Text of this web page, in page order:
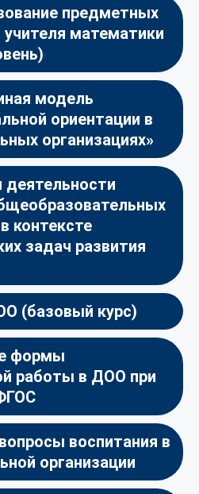
предметных
математики
модель
ориентации в
организациях»
деятельности
контексте
задач развития
(базовый курс)
формы
работы в ДОО при
воспитания в
организации